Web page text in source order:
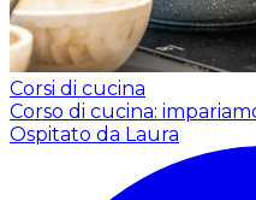
Corsi di cucina
Corso di cucina:
Ospitato da Laura